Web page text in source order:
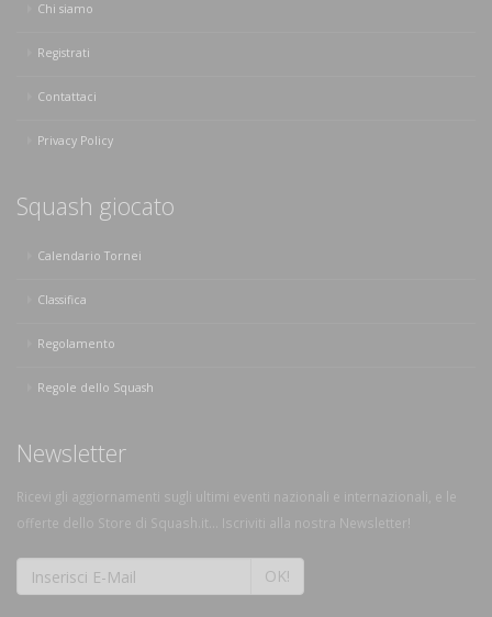
Chi siamo
Registrati
Contattaci
Privacy Policy
Squash giocato
Calendario Tornei
Classifica
Regolamento
Regole dello Squash
Newsletter
Ricevi gli aggiornamenti sugli ultimi eventi nazionali e internazionali, e le
offerte dello Store di Squash.it... Iscriviti alla nostra Newsletter!
OK!